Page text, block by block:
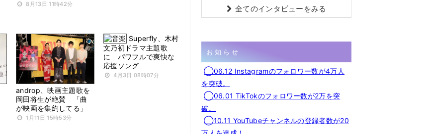
8月13日 11時42分
androp、映画主題歌を
岡田将生が絶賛 「曲
が映画を集約してる」
1月11日 15時53分
Superfly、木村
文乃初ドラマ主題歌
に パワフルで爽快な
応援ソング
4月3日 08時07分
全てのインタビューをみる
お知らせ
◯06.12 Instagramのフォロワー数が4万人
を突破。
◯06.01 TikTokのフォロワー数が2万を突
破。
◯10.11 YouTubeチャンネルの登録者数が20